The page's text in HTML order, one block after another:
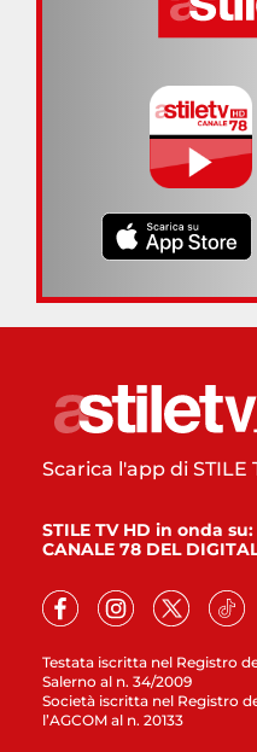
Testata iscritta nel Registro
Salerno al n. 34/2009
Società iscritta nel Registro
l’AGCOM al n. 20133
Scarica l'app di STILE
STILE TV HD in onda su:
CANALE 78 DEL